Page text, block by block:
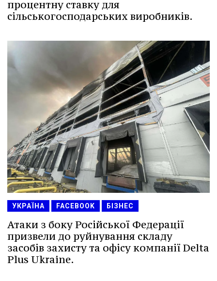
процентну ставку для
сільськогосподарських виробників.
УКРАЇНА FACEBOOK БІЗНЕС
Атаки з боку Російської Федерації
призвели до руйнування складу
засобів захисту та офісу компанії Delta
Plus Ukraine.